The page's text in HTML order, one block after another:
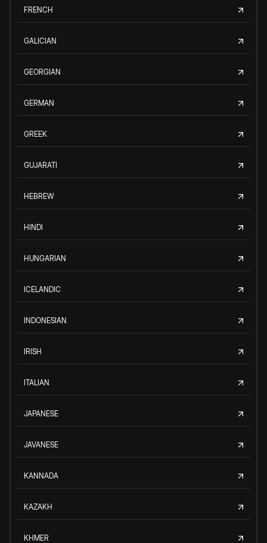
FRENCH
GALICIAN
GEORGIAN
GERMAN
GREEK
GUJARATI
HEBREW
HINDI
HUNGARIAN
ICELANDIC
INDONESIAN
IRISH
ITALIAN
JAPANESE
JAVANESE
KANNADA
KAZAKH
KHMER